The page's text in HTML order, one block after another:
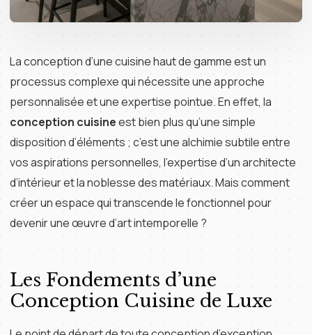
La conception d’une cuisine haut de gamme est un
processus complexe qui nécessite une approche
personnalisée et une expertise pointue. En effet, la
conception cuisineest bien plus qu’une simple
disposition d’éléments ; c’est une alchimie subtile entre
vos aspirations personnelles, l’expertise d’un architecte
d’intérieur et la noblesse des matériaux. Mais comment
créer un espace qui transcende le fonctionnel pour
devenir une œuvre d’art intemporelle ?
Les Fondements d’une
Conception Cuisine de Luxe